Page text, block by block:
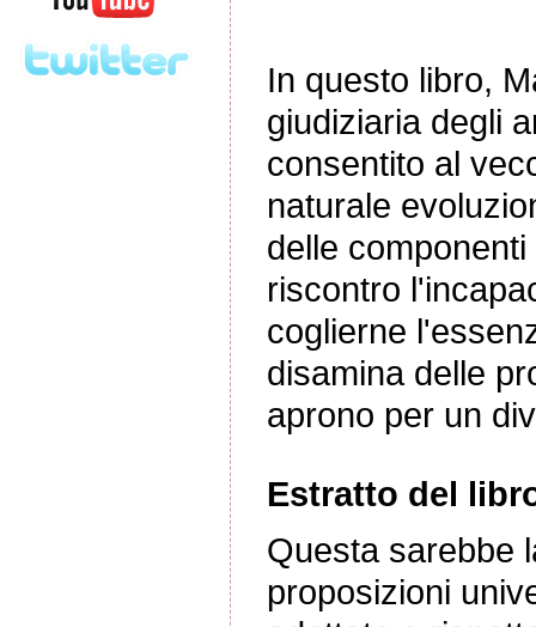
In questo libro,
giudiziaria degli
consentito al
naturale
delle
riscontro
coglierne
disamina delle
aprono per un
Estratto del
Questa sarebbe
proposizioni